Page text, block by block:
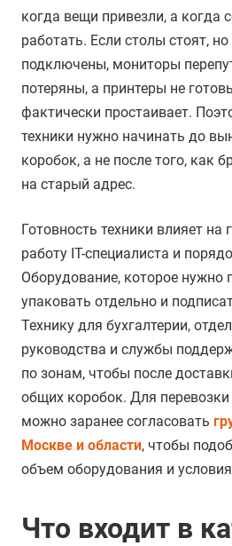
когда вещи привезли, а когда
работать. Если столы стоят,
подключены, мониторы
потеряны, а принтеры не
фактически простаивает.
техники нужно начинать до
коробок, а не после того, как
на старый адрес.
Готовность техники влияет на
работу IT-специалиста и
Оборудование, которое нужно
упаковать отдельно и
Технику для бухгалтерии,
руководства и службы
по зонам, чтобы после
общих коробок. Для
можно заранее согласовать
Москве и области, чтобы
объем оборудования и
Что входит в